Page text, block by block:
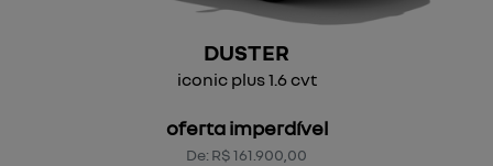
DUSTER
iconic plus 1.6 cvt
oferta imperdível
De: R$ 161.900,00